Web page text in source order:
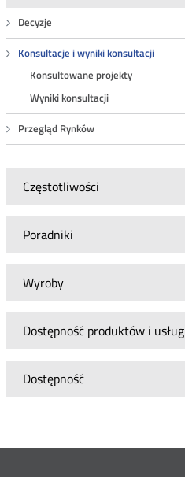
Decyzje
Konsultacje i wyniki konsultacji
Konsultowane projekty
Wyniki konsultacji
Przegląd Rynków
Częstotliwości
Poradniki
Wyroby
Dostępność produktów i usług
Dostępność